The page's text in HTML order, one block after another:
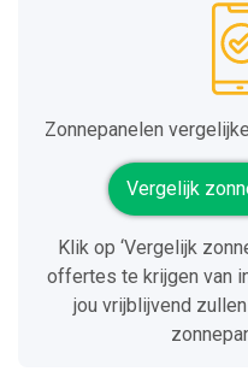
Zonnepanelen
Vergelijk
Klik op ‘Vergelijk
offertes te krijgen van
jou vrijblijvend